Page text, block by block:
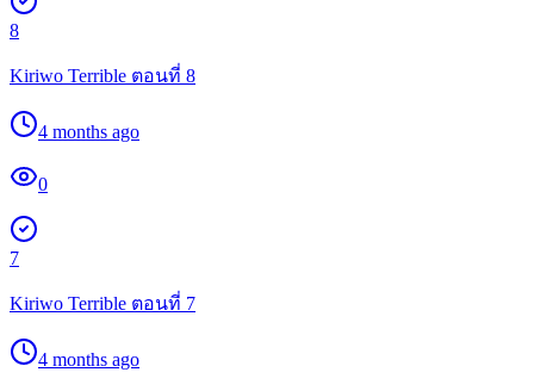
8
Kiriwo Terrible ตอนที่ 8
4 months ago
0
7
Kiriwo Terrible ตอนที่ 7
4 months ago